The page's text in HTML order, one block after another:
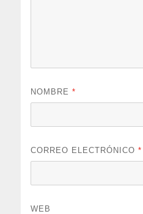
NOMBRE*
CORREO ELECTRÓNICO*
WEB